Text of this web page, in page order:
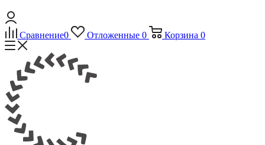
Сравнение0 Отложенные 0 Корзина 0